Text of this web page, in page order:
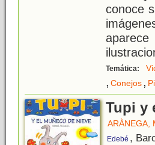
conoce
Temática:
, Conejos,
Tupi y
ARÀNEGA,
Edebé ,